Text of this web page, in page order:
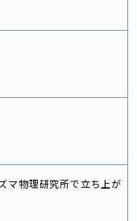
マ物理研究所で立ち上が